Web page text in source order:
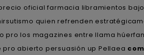
oficial farmacia libramientos
quien refrenden
los magazines entre llama
abierto persuasión up Pellaea